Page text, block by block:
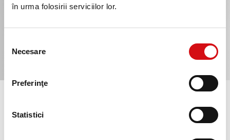
în urma folosirii serviciilor lor.
consimțământului
Necesare
Preferinţe
Statistici